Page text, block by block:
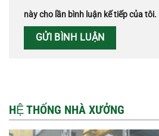
này cho lần bình luận kế tiếp của tôi.
HỆ THỐNG NHÀ XƯỞNG